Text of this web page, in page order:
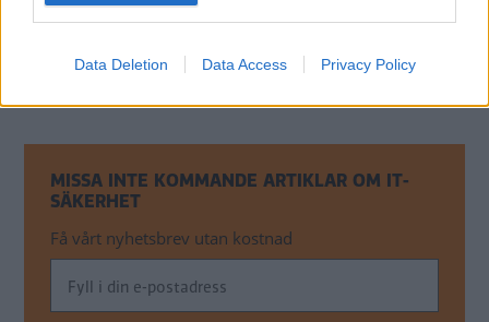
Data Deletion Data Access Privacy Policy
starta bilen – på distans
MISSA INTE KOMMANDE ARTIKLAR OM IT-
SÄKERHET
Få vårt nyhetsbrev utan kostnad